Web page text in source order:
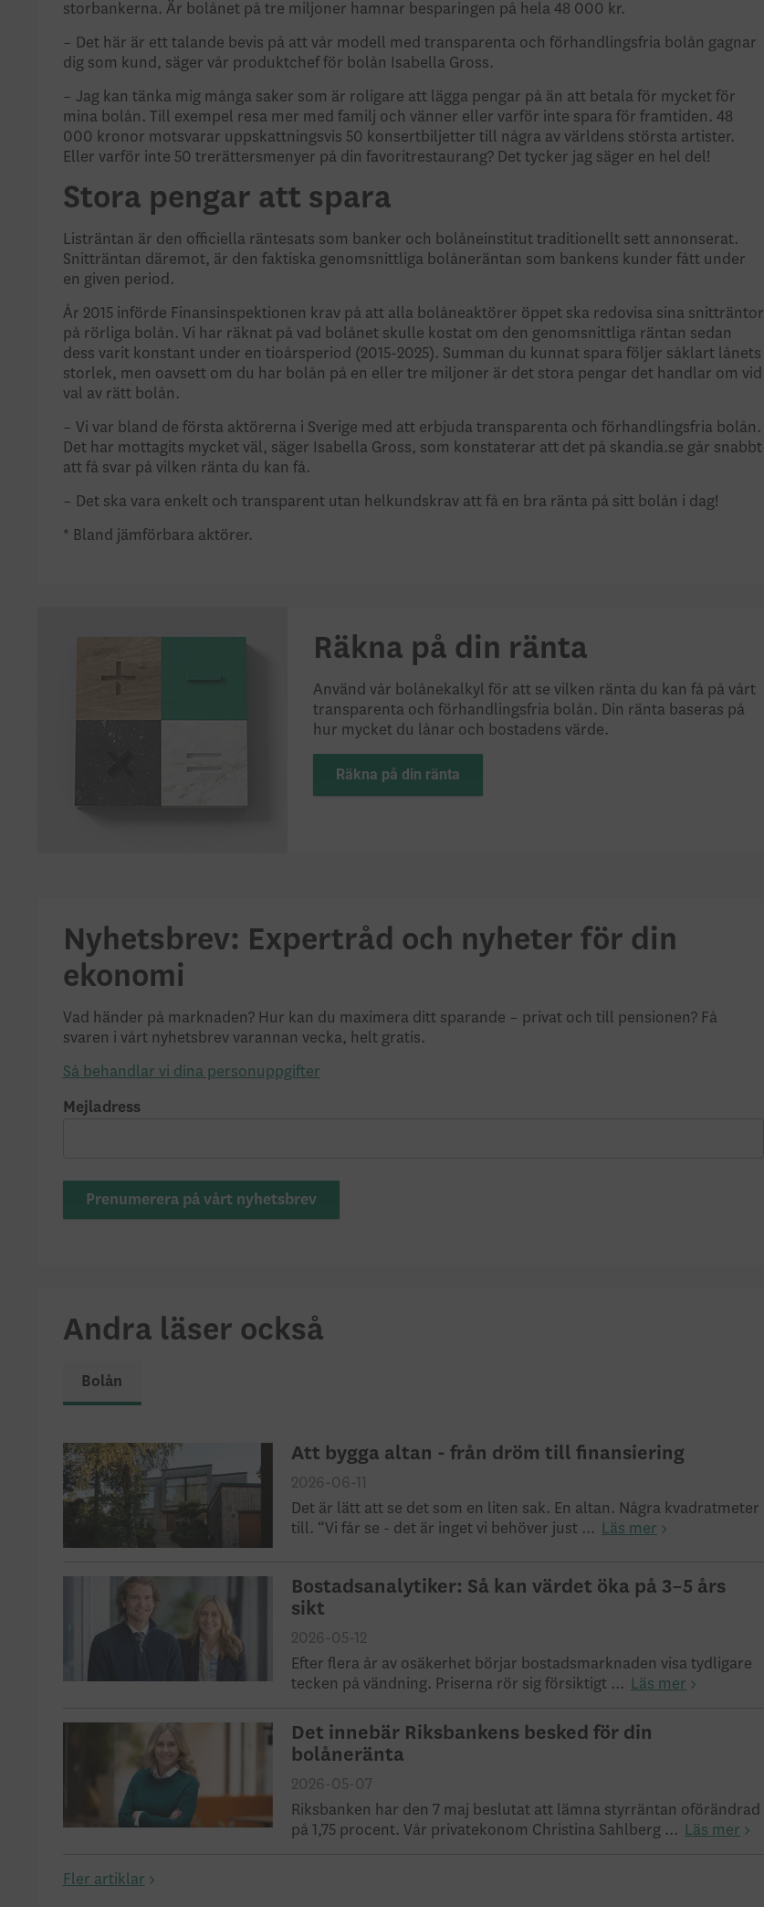
storbankerna. Är bolånet på tre miljoner hamnar besparingen på hela 48 000 kr.
– Det här är ett talande bevis på att vår modell med transparenta och förhandlingsfria bolån gagnar
dig som kund, säger vår produktchef för bolån Isabella Gross.
– Jag kan tänka mig många saker som är roligare att lägga pengar på än att betala för mycket för
mina bolån. Till exempel resa mer med familj och vänner eller varför inte spara för framtiden. 48
000 kronor motsvarar uppskattningsvis 50 konsertbiljetter till några av världens största artister.
Eller varför inte 50 trerättersmenyer på din favoritrestaurang? Det tycker jag säger en hel del!
Stora pengar att spara
Listräntan är den officiella räntesats som banker och bolåneinstitut traditionellt sett annonserat.
Snitträntan däremot, är den faktiska genomsnittliga bolåneräntan som bankens kunder fått under
en given period.
År 2015 införde Finansinspektionen krav på att alla bolåneaktörer öppet ska redovisa sina snitträntor
på rörliga bolån. Vi har räknat på vad bolånet skulle kostat om den genomsnittliga räntan sedan
dess varit konstant under en tioårsperiod (2015-2025). Summan du kunnat spara följer såklart lånets
storlek, men oavsett om du har bolån på en eller tre miljoner är det stora pengar det handlar om vid
val av rätt bolån.
– Vi var bland de första aktörerna i Sverige med att erbjuda transparenta och förhandlingsfria bolån.
Det har mottagits mycket väl, säger Isabella Gross, som konstaterar att det på skandia.se går snabbt
att få svar på vilken ränta du kan få.
– Det ska vara enkelt och transparent utan helkundskrav att få en bra ränta på sitt bolån i dag!
* Bland jämförbara aktörer.
Räkna på din ränta
Använd vår bolånekalkyl för att se vilken ränta du kan få på vårt
transparenta och förhandlingsfria bolån. Din ränta baseras på
hur mycket du lånar och bostadens värde.
Räkna på din ränta
Nyhetsbrev: Expertråd och nyheter för din
ekonomi
Vad händer på marknaden? Hur kan du maximera ditt sparande – privat och till pensionen? Få
svaren i vårt nyhetsbrev varannan vecka, helt gratis.
Så behandlar vi dina personuppgifter
Mejladress
Prenumerera på vårt nyhetsbrev
Andra läser också
Bolån
Att bygga altan - från dröm till finansiering
2026-06-11
Det är lätt att se det som en liten sak. En altan. Några kvadratmeter
till. “Vi får se - det är inget vi behöver just ...
Läs mer
Bostadsanalytiker: Så kan värdet öka på 3–5 års
sikt
2026-05-12
Efter flera år av osäkerhet börjar bostadsmarknaden visa tydligare
tecken på vändning. Priserna rör sig försiktigt ...
Läs mer
Det innebär Riksbankens besked för din
bolåneränta
2026-05-07
Riksbanken har den 7 maj beslutat att lämna styrräntan oförändrad
på 1,75 procent. Vår privatekonom Christina Sahlberg ...
Läs mer
Fler artiklar